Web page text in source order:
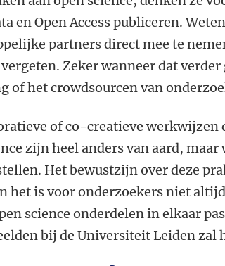
en Open Access publiceren.
partners direct mee te
Zeker wanneer dat verder
of het crowdsourcen van
of co-creatieve werkwijzen
zijn heel anders van aard,
Het bewustzijn over deze
het is voor onderzoekers niet
science onderdelen in elkaar
bij de Universiteit Leiden zal